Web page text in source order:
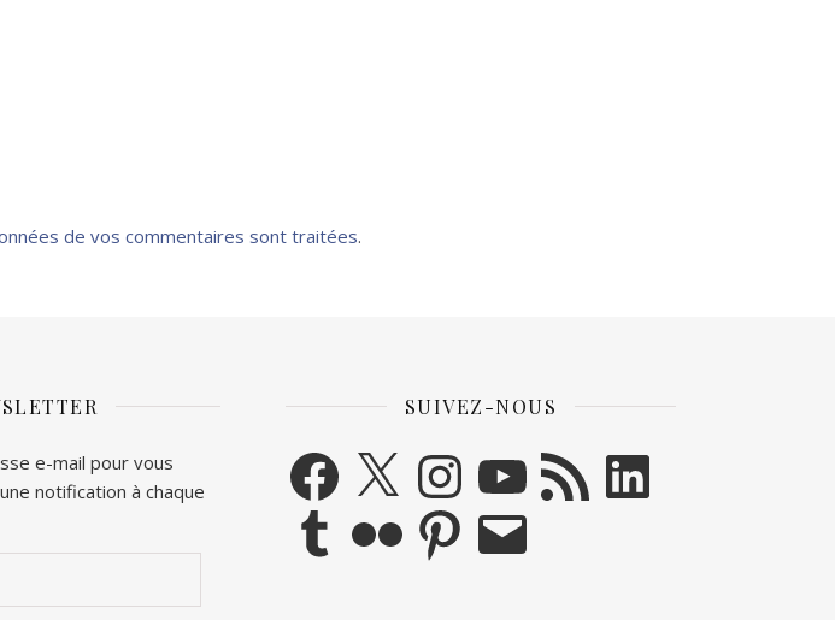
de vos commentaires sont traitées.
e-mail pour vous
notification à chaque
SUIVEZ-NOUS
Facebook
X InstagramYouTubeFlux RSSLinkedIn
Tumblr PinterestE-mail